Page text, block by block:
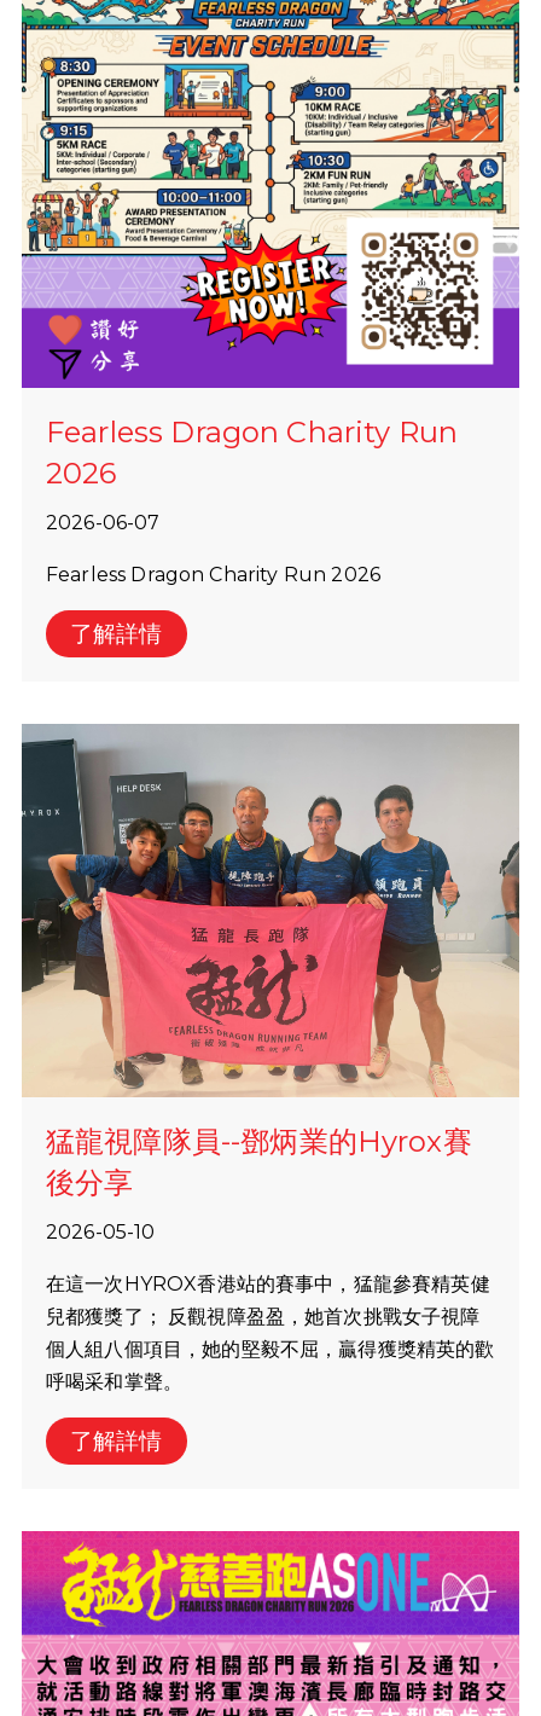
Fearless Dragon Charity Run
2026
2026-06-07
Fearless Dragon Charity Run 2026
了解詳情
猛龍視障隊員--鄧炳業的Hyrox賽
後分享
2026-05-10
在這一次HYROX香港站的賽事中，猛龍參賽精英健
兒都獲獎了； 反觀視障盈盈，她首次挑戰女子視障
個人組八個項目，她的堅毅不屈，贏得獲獎精英的歡
呼喝采和掌聲。
了解詳情